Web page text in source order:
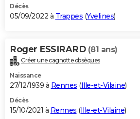
Décès
05/09/2022 à Trappes (Yvelines)
Roger ESSIRARD (81 ans)
Créer une cagnotte obsèques
Naissance
27/12/1939 à Rennes (Ille-et-Vilaine)
Décès
15/10/2021 à Rennes (Ille-et-Vilaine)